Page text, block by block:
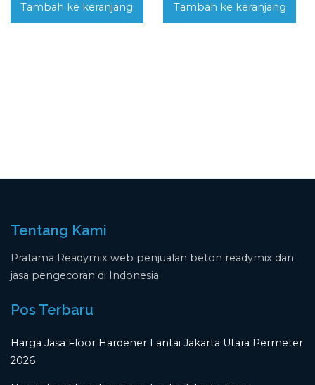
Tambah ke keranjang Tambah ke keranjang
Tentang Kami
Pratama Readymix web penjualan beton readymix dan
jasa pengecoran di Indonesia
Pos Terbaru
Harga Jasa Floor Hardener Lantai Jakarta Utara Permeter
2026